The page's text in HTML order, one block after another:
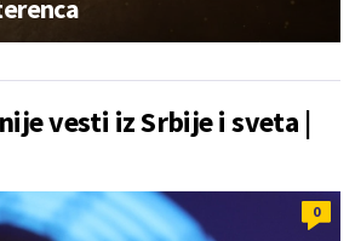
vesti iz Srbije i sveta |
0